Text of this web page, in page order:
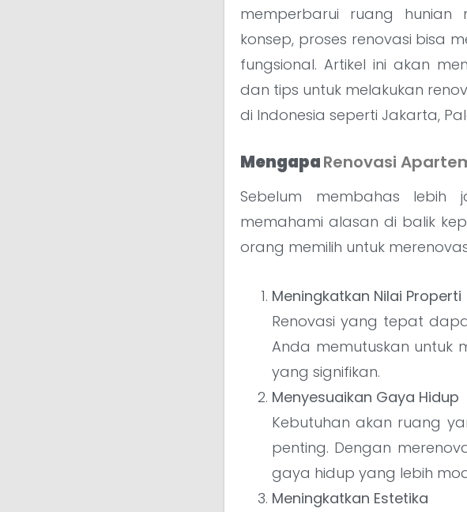
memperbarui ruang hunian
konsep, proses renovasi bisa
fungsional. Artikel ini akan
dan tips untuk melakukan
di Indonesia seperti Jakarta,
MengapaRenovasi
Sebelum membahas lebih
memahami alasan di balik
orang memilih untuk
Meningkatkan Nilai Properti
Renovasi yang tepat
Anda memutuskan untuk
yang signifikan.
Menyesuaikan Gaya Hidup
Kebutuhan akan ruang
penting. Dengan
gaya hidup yang lebih
Meningkatkan Estetika